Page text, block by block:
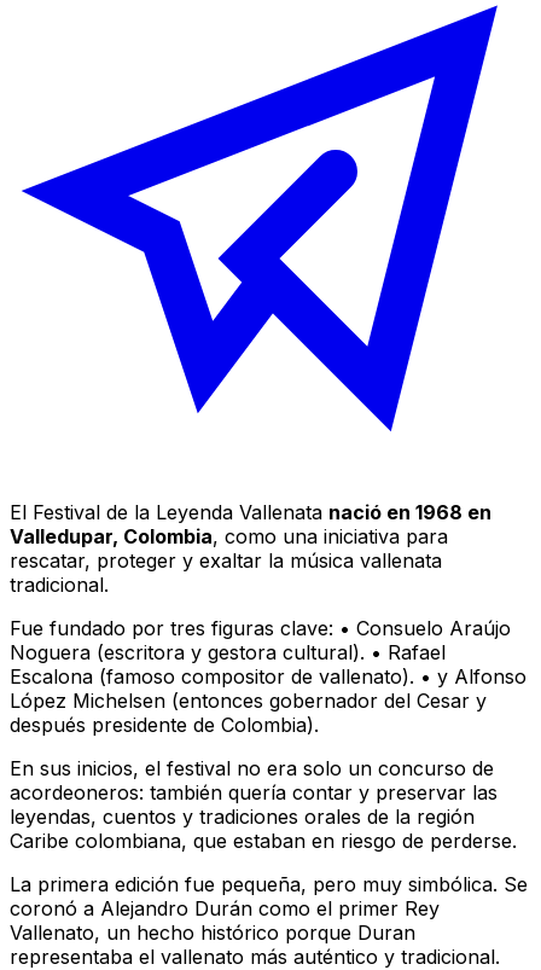
El Festival de la Leyenda Vallenata nació en 1968 en
Valledupar, Colombia, como una iniciativa para
rescatar, proteger y exaltar la música vallenata
tradicional.
Fue fundado por tres figuras clave: • Consuelo Araújo
Noguera (escritora y gestora cultural). • Rafael
Escalona (famoso compositor de vallenato). • y Alfonso
López Michelsen (entonces gobernador del Cesar y
después presidente de Colombia).
En sus inicios, el festival no era solo un concurso de
acordeoneros: también quería contar y preservar las
leyendas, cuentos y tradiciones orales de la región
Caribe colombiana, que estaban en riesgo de perderse.
La primera edición fue pequeña, pero muy simbólica. Se
coronó a Alejandro Durán como el primer Rey
Vallenato, un hecho histórico porque Duran
representaba el vallenato más auténtico y tradicional.